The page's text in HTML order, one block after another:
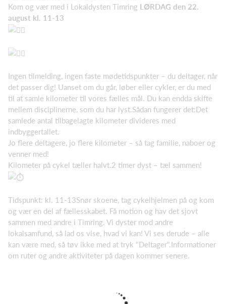
Kom og vær med i Lokaldysten Timring LØRDAG den 22.
august kl. 11-13
Ingen tilmelding, ingen faste mødetidspunkter – du deltager, når
det passer dig! Uanset om du går, løber eller cykler, er du med
til at samle kilometer til vores fælles mål. Du kan endda skifte
mellem disciplinerne, som du har lyst.Sådan fungerer det:Det
samlede antal tilbagelagte kilometer divideres med
indbyggertallet.
Jo flere deltagere, jo flere kilometer – så tag familie, naboer og
venner med!
Kilometer på cykel tæller halvt.2 timer dyst – tæl sammen!
Tidspunkt: kl. 11-13Snør skoene, tag cykelhjelmen på og kom
og vær en del af fællesskabet. Få motion og hav det sjovt
sammen med andre i Timring. Vi dyster mod andre
lokalsamfund, så lad os vise, hvad vi kan! Vi ses derude – alle
kan være med, så tøv ikke med at tryk "Deltager".Informationer
om ruter og andre aktiviteter på dagen kommer senere.